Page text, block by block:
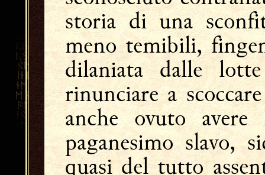
storia di una
meno temibili,
dilaniata dalle
rinunciare a
anche ovuto
paganesimo slavo,
quasi del tutto